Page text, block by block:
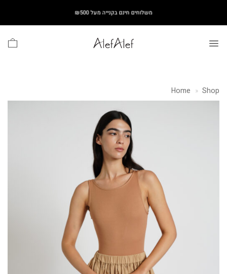
content
משלוחים חינם בקנייה מעל ₪500
Home » Shop